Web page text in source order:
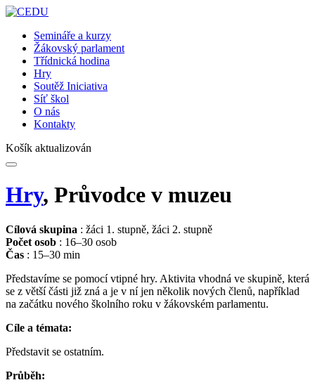
Semináře a kurzy
Žákovský parlament
Třídnická hodina
Hry
Soutěž Iniciativa
Síť škol
O nás
Kontakty
Košík aktualizován
Hry, Průvodce v muzeu
Cílová skupina : žáci 1. stupně, žáci 2. stupně
Počet osob : 16–30 osob
Čas : 15–30 min
Představíme se pomocí vtipné hry. Aktivita vhodná ve skupině, která
se z větší části již zná a je v ní jen několik nových členů, například
na začátku nového školního roku v žákovském parlamentu.
Cíle a témata:
Představit se ostatním.
Průběh: